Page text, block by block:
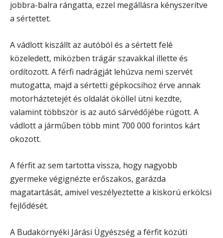
jobbra-balra rángatta, ezzel megállásra kényszerítve
a sértettet.
A vádlott kiszállt az autóból és a sértett felé
közeledett, miközben trágár szavakkal illette és
ordítozott. A férfi nadrágját lehúzva nemi szervét
mutogatta, majd a sértetti gépkocsihoz érve annak
motorháztetejét és oldalát ököllel ütni kezdte,
valamint többször is az autó sárvédőjébe rúgott. A
vádlott a járműben több mint 700 000 forintos kárt
okozott.
A férfit az sem tartotta vissza, hogy nagyobb
gyermeke végignézte erőszakos, garázda
magatartását, amivel veszélyeztette a kiskorú erkölcsi
fejlődését.
A Budakörnyéki Járási Ügyészség a férfit közúti